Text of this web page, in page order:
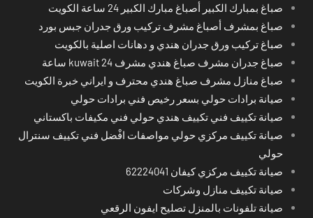
صباغ بمبارك الكبير أصباغ مبارك الكبير 24 ساعة الكويت
صباغ بمشرف أصباغ مشرف تركيب ورق جدران جبس بورد
صباغ تركيب ورق جدران هندي و دهانات اصلية بالكويت
صباغ جدران مشرف صباغ هندي مشرف kuwait 24 ساعة
صباغ منازل مشرف صباغ هندي محترف و ايراني خبرة الكويت
صيانة برادات حولي بسعر رخيص فني برادات حولي
صيانة تكييف فني تكييف هندي حولي فني مكيفات باكستاني
صيانة تكييف مركزي حولي مواصفات افْضل فني تكييف سنترال
حولي
صيانة تكييف مركزي كيفان 62224041
صيانة تكييف منازل وشركات
صيانة تلفونات بالمنزل تصليح ايفون الرقعي